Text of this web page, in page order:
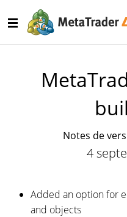
Notes de
4
Added an option for
and objects